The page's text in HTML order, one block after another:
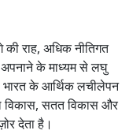
राह, अधिक नीतिगत
अपनाने के माध्यम से लघु
भारत के आर्थिक लचीलेपन
विकास, सतत विकास और
देता है।